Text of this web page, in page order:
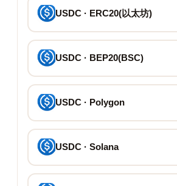
USDC · ERC20(以太坊)
USDC · BEP20(BSC)
USDC · Polygon
USDC · Solana